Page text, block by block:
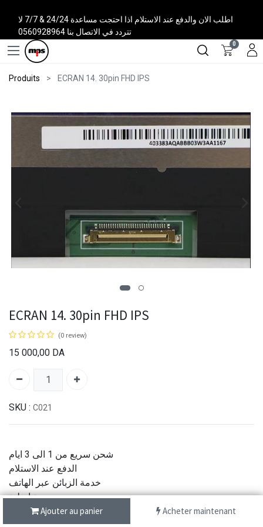
اطلب الان والدفع عند الاستلام اذا احتجت مساعدة 24/24 & 7/7 لا
تتردد في الاتصال بنا 0560928964
0
Produits ECRAN 14. 30pin FHD IPS
Ajouter au panier Acheter maintenant
ECRAN 14. 30pin FHD IPS
(0 review)
15 000,00 DA
SKU : C021
شحن سريع من 1 الى 3 ايام
الدفع عند الاستلام
خدمة الزبائن عبر الهاتف
جودة اصلية
Partager :